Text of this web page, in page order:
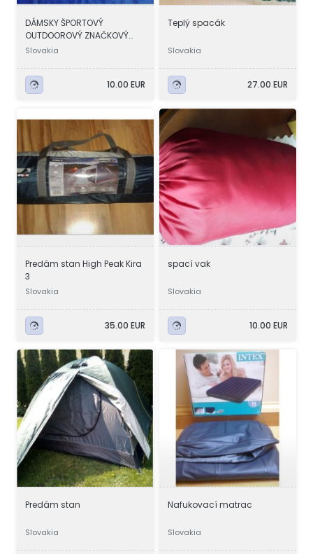
DÁMSKY ŠPORTOVÝ
OUTDOOROVÝ ZNAČKOVÝ
ROLÁK-BAVLNA
Slovakia
10.00 EUR
Teplý spacák
Slovakia
27.00 EUR
Predám stan High Peak Kira
3
Slovakia
35.00 EUR
spací vak
Slovakia
10.00 EUR
Predám stan
Slovakia
Nafukovací matrac
Slovakia